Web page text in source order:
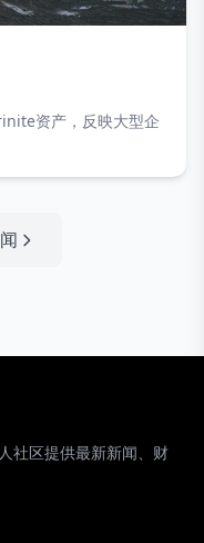
资产，反映大型企
社区提供最新新闻、财